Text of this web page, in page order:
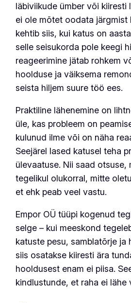
läbiviikude ümber või kiiresti
ei ole mõtet oodata järgmist
kehtib siis, kui katus on
selle seisukorda pole keegi
reageerimine jätab rohkem
hoolduse ja väiksema
seista hiljem suure töö ees.
Praktiline lähenemine on
üle, kas probleem on
kulunud ilme või on näha
Seejärel lased katusel teha
ülevaatuse. Nii saad otsuse,
tegelikul olukorral, mitte
et ehk peab veel vastu.
Empor OÜ tüüpi kogenud
selge – kui meeskond
katuste pesu, samblatõrje ja
siis osatakse kiiresti ära
hooldusest enam ei piisa.
kindlustunde, et raha ei lähe